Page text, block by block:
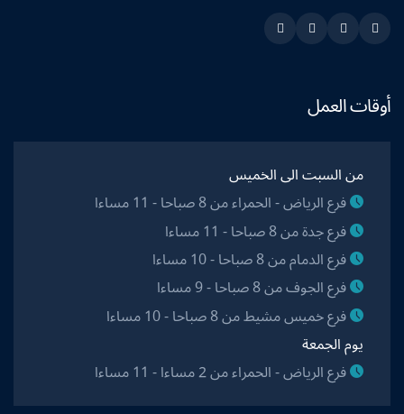
Snapchat
Twitter
Linkedin
Instagram
أوقات العمل
من السبت الى الخميس
فرع الرياض - الحمراء من 8 صباحا - 11 مساءا
فرع جدة من 8 صباحا - 11 مساءا
فرع الدمام من 8 صباحا - 10 مساءا
فرع الجوف من 8 صباحا - 9 مساءا
فرع خميس مشيط من 8 صباحا - 10 مساءا
يوم الجمعة
فرع الرياض - الحمراء من 2 مساءا - 11 مساءا